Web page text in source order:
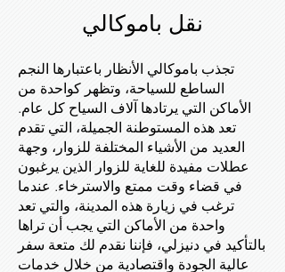
نقل باموكالي
تجذب باموكالي الأنظار باعتبارها النجم
الساطع للسياحة، وتظهر كواحدة من
الأماكن التي يرتادها آلاف السياح كل عام.
تعد هذه المستوطنة الجميلة، التي تقدم
العديد من الأشياء المختلفة للزوار، وجهة
عطلات مفيدة للغاية للزوار الذين يرغبون
في قضاء وقت ممتع والاسترخاء. عندما
ترغب في زيارة هذه المدينة، والتي تعد
واحدة من الأماكن التي يجب أن تراها
بالتأكيد في دنيزلي، فإننا نقدم لك متعة سفر
عالية الجودة واقتصادية من خلال خدمات